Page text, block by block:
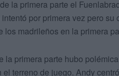
la primera parte el
por primera vez pero
los madrileños en la primera
la primera parte hubo
el terreno de juego. Andy